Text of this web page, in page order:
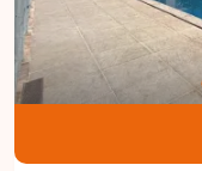
Entre em
sua visita.
apresentar
apartamento e